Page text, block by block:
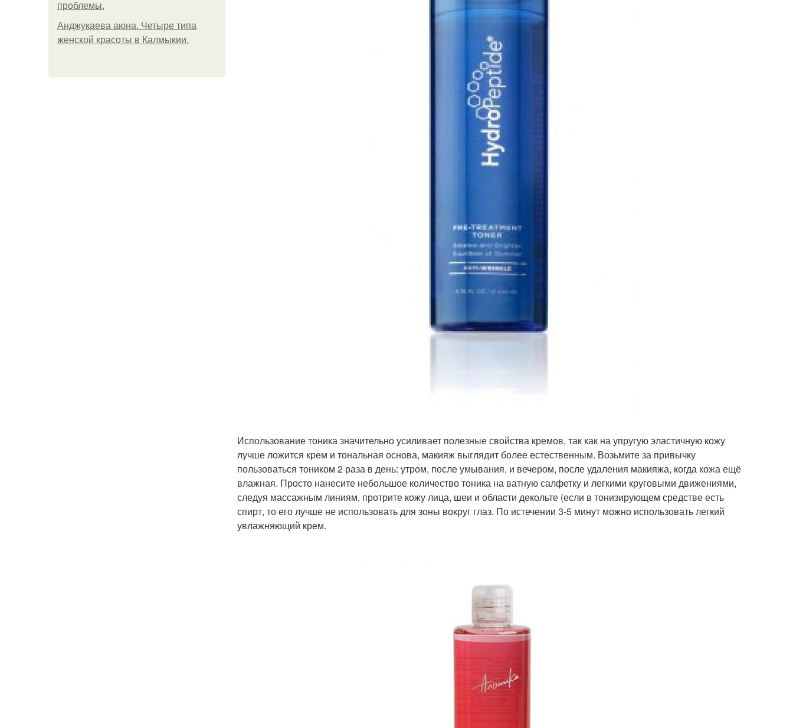
проблемы.
Анджукаева аюна. Четыре типа
женской красоты в Калмыкии.
Использование тоника значительно усиливает полезные свойства кремов, так как на упругую эластичную кожу
лучше ложится крем и тональная основа, макияж выглядит более естественным. Возьмите за привычку
пользоваться тоником 2 раза в день: утром, после умывания, и вечером, после удаления макияжа, когда кожа ещё
влажная. Просто нанесите небольшое количество тоника на ватную салфетку и легкими круговыми движениями,
следуя массажным линиям, протрите кожу лица, шеи и области декольте (если в тонизирующем средстве есть
спирт, то его лучше не использовать для зоны вокруг глаз. По истечении 3-5 минут можно использовать легкий
увлажняющий крем.